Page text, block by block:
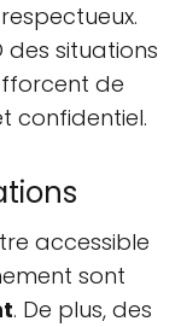
situations
de
confidentiel.
accessible
sont
. De plus, des